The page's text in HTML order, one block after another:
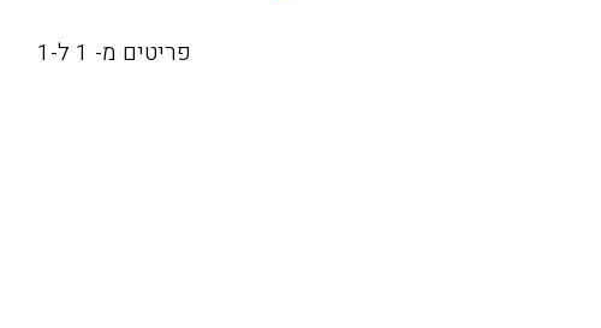
פריטים מ- 1 ל-1